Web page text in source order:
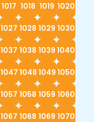
1017 1018 1019 1020
1027 1028 1029 1030
1037 1038 1039 1040
1047 1048 1049 1050
1057 1058 1059 1060
1067 1068 1069 1070